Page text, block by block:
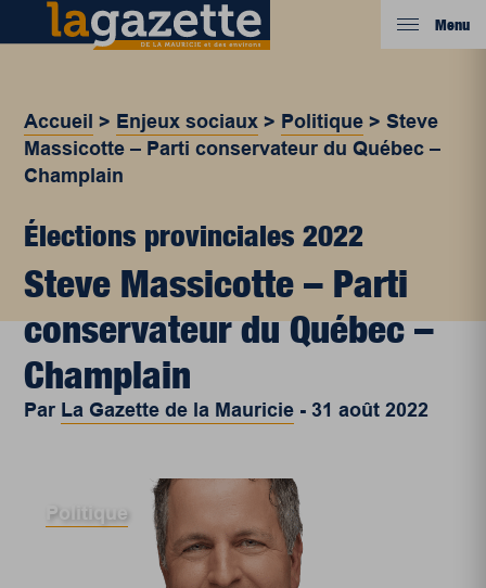
Menu
Accueil > Enjeux sociaux > Politique >Steve
Massicotte – Parti conservateur du Québec –
Champlain
Élections provinciales 2022
Steve Massicotte – Parti
conservateur du Québec –
Champlain
Par La Gazette de la Mauricie -31 août 2022
Politique